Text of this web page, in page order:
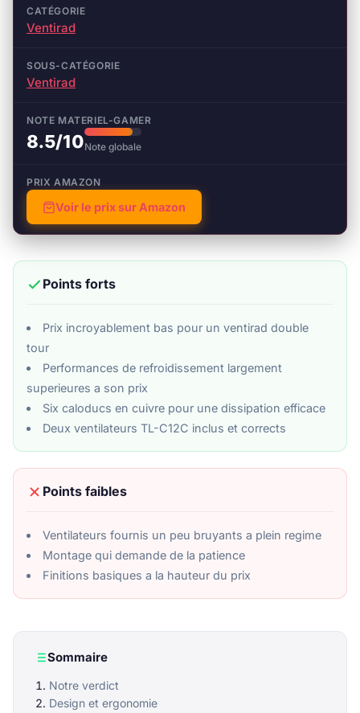
CATÉGORIE
Ventirad
SOUS-CATÉGORIE
Ventirad
NOTE MATERIEL-GAMER
8.5/10Note globale
PRIX AMAZON
Voir le prix sur Amazon
Points forts
Prix incroyablement bas pour un ventirad double
tour
Performances de refroidissement largement
superieures a son prix
Six caloducs en cuivre pour une dissipation efficace
Deux ventilateurs TL-C12C inclus et corrects
Points faibles
Ventilateurs fournis un peu bruyants a plein regime
Montage qui demande de la patience
Finitions basiques a la hauteur du prix
Sommaire
Notre verdict
Design et ergonomie